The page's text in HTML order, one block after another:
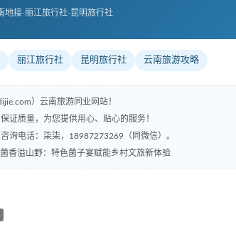
地接·丽江旅行社·昆明旅行社
丽江旅行社 昆明旅行社 云南旅游攻略
）云南旅游同业网站！
证质量，为您提供用心、贴心的服务！
询电话：柒柒，18987273269（同微信）。
香溢山野：特色菌子宴赋能乡村文旅新体验